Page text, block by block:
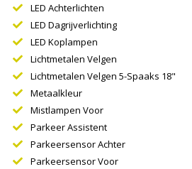
LED Achterlichten
LED Dagrijverlichting
LED Koplampen
Lichtmetalen Velgen
Lichtmetalen Velgen 5-Spaaks 18"
Metaalkleur
Mistlampen Voor
Parkeer Assistent
Parkeersensor Achter
Parkeersensor Voor